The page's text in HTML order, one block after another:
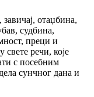
отаџбина,
судбина,
преци и
свете речи, које
с посебним
сунчног дана и